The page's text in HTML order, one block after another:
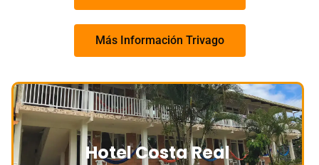
Más Información Trivago
Hotel Costa Real